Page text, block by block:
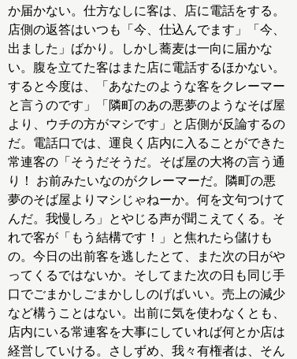
か届かない。仕方なしに客は、店に電話をする。
店側の返答はいつも「今、仕込んでます」「今、
出ました」ばかり。しかし蕎麦は一向に届かな
い。腹を立てた客はまた店に電話するほかない。
すると今度は、「あなたのような客をクレーマー
と言うのです」「隣町のあの悪夢のようなそば屋
より、ウチの方がマシです」と店側が反論するの
だ。電話口では、運良く店内に入ることができた
常連客の「そうだそうだ。そば屋の大将の言う通
り！ お前みたいなのがクレーマーだ。隣町の悪
夢のそば屋よりマシじゃねーか。何を文句つけて
んだ。我慢しろ」とやじる声が聞こえてくる。そ
れで客が「もう結構です！」と焦れたら儲けも
の。今日の出前客を逃したとて、また次の日がや
ってくるではないか。そしてまた次の日も同じ手
口でごまかしごまかししのげばいい。売上の減少
など構うことはない。出前に気を使わなくとも、
店内にいる常連客を大事にしていれば何とか店は
経営していける。さしずめ、我々有権者は、そん